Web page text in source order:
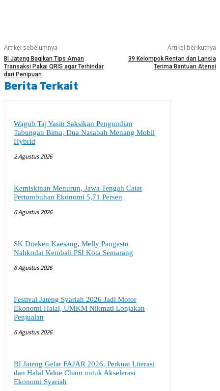
Artikel sebelumnya
BI Jateng Bagikan Tips Aman
Transaksi Pakai QRIS agar Terhindar
dari Penipuan
Artikel berikutnya
39 Kelompok Rentan dan Lansia
Terima Bantuan Atensi
Berita Terkait
Wagub Taj Yasin Saksikan Pengundian
Tabungan Bima, Dua Nasabah Menang Mobil
Hybrid
2 Agustus 2026
Kemiskinan Menurun, Jawa Tengah Catat
Pertumbuhan Ekonomi 5,71 Persen
6 Agustus 2026
SK Diteken Kaesang, Melly Pangestu
Nahkodai Kembali PSI Kota Semarang
6 Agustus 2026
Festival Jateng Syariah 2026 Jadi Motor
Ekonomi Halal, UMKM Nikmati Lonjakan
Penjualan
6 Agustus 2026
BI Jateng Gelar FAJAR 2026, Perkuat Literasi
dan Halal Value Chain untuk Akselerasi
Ekonomi Syariah